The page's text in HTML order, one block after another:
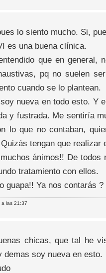
lo siento mucho. Si,
es una buena clínica.
que en general,
pq no suelen
cuando se lo plantean.
nueva en todo esto. Y
y fustrada. Me sentiría
lo que no contaban,
tengan que
ánimos!! De todos
tratamiento con ellos.
guapa!! Ya nos contarás ?
las 21:37
chicas, que tal he
demas soy nueva en esto.